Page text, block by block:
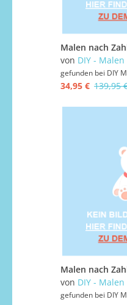
von DIY -
gefunden bei DIY
34,95 € 139,95
von DIY -
gefunden bei DIY